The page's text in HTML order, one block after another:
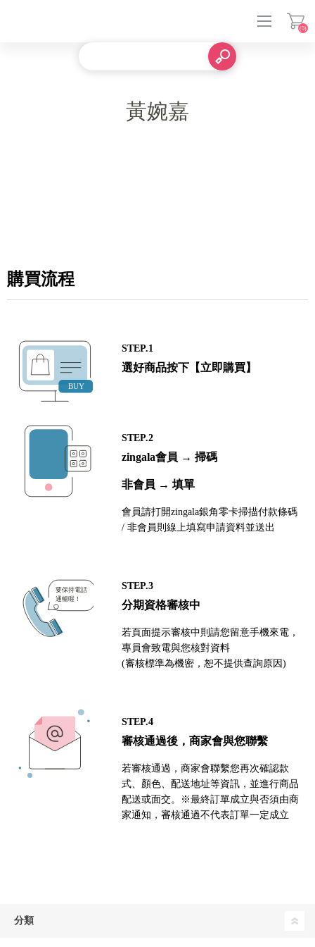
(0)
黃婉嘉
購買流程
STEP.1
選好商品按下【立即購買】
STEP.2
zingala會員 → 掃碼
非會員 → 填單
會員請打開zingala銀角零卡掃描付款條碼
/ 非會員則線上填寫申請資料並送出
STEP.3
分期資格審核中
若頁面提示審核中則請您留意手機來電，
專員會致電與您核對資料
(審核標準為機密，恕不提供查詢原因)
STEP.4
審核通過後，商家會與您聯繫
若審核通過，商家會聯繫您再次確認款
式、顏色、配送地址等資訊，並進行商品
配送或面交。※最終訂單成立與否須由商
家通知，審核通過不代表訂單一定成立
分類